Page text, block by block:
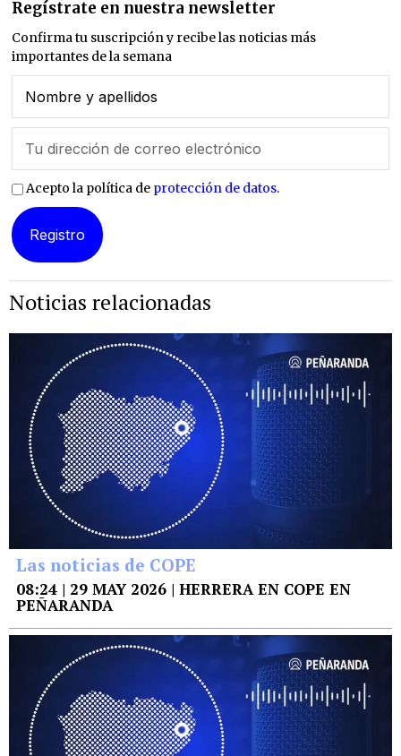
Regístrate en nuestra newsletter
Confirma tu suscripción y recibe las noticias más
importantes de la semana
Acepto la política de protección de datos.
Noticias relacionadas
Las noticias de COPE
08:24 | 29 MAY 2026 | HERRERA EN COPE EN
PEÑARANDA